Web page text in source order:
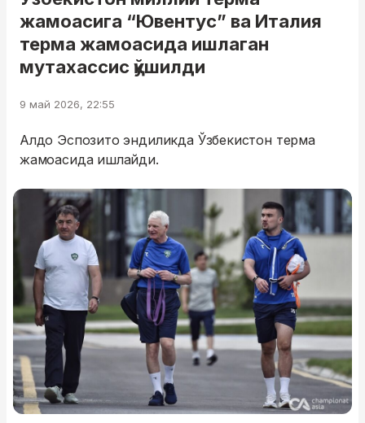
жамоасига “Ювентус” ва Италия
терма жамоасида ишлаган
мутахассис қўшилди
9 май 2026, 22:55
Алдо Эспозито эндиликда Ўзбекистон терма
жамоасида ишлайди.